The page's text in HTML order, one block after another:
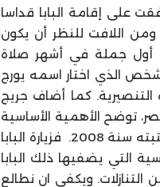
على إقامة البابا قداسا
يوم 5 فبراير في أبو ظبي. ومن اللافت للنظر أن يكون
أول جملة في أشهر صلاة
الذي اختار اسمه يورج
الفاتيكان سنة 2013، تيمنا بجهوده التنصيرية. كما أضاف جريج
توضح الأهمية الأساسية
التي يضفيها البابا فرانسيس للحوار بين الأديان ،وهو ما أوضحه في مقال كتبته سنة 2008. فزيارة البابا
التي يضفيها ذلك البابا
التنازلات. ويكفي ان نطالع